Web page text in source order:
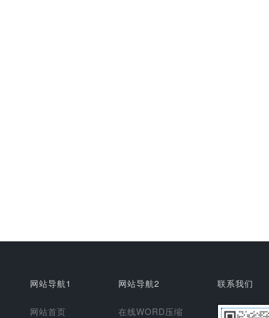
网站导航1
网站首页
网站导航2
在线WORD压缩
联系我们